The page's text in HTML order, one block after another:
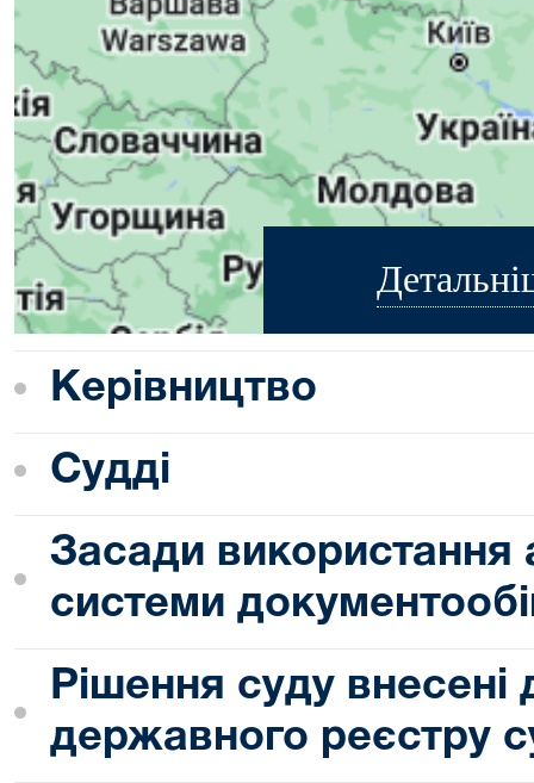
Керівництво
Судді
Засади використання
системи
Рішення суду
державного реєстру